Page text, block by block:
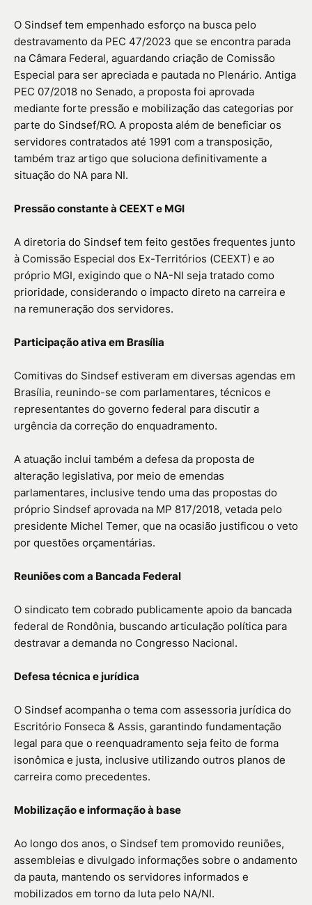
O Sindsef tem empenhado esforço na busca pelo
destravamento da PEC 47/2023 que se encontra parada
na Câmara Federal, aguardando criação de Comissão
Especial para ser apreciada e pautada no Plenário. Antiga
PEC 07/2018 no Senado, a proposta foi aprovada
mediante forte pressão e mobilização das categorias por
parte do Sindsef/RO. A proposta além de beneficiar os
servidores contratados até 1991 com a transposição,
também traz artigo que soluciona definitivamente a
situação do NA para NI.
Pressão constante à CEEXT e MGI
A diretoria do Sindsef tem feito gestões frequentes junto
à Comissão Especial dos Ex-Territórios (CEEXT) e ao
próprio MGI, exigindo que o NA-NI seja tratado como
prioridade, considerando o impacto direto na carreira e
na remuneração dos servidores.
Participação ativa em Brasília
Comitivas do Sindsef estiveram em diversas agendas em
Brasília, reunindo-se com parlamentares, técnicos e
representantes do governo federal para discutir a
urgência da correção do enquadramento.
A atuação inclui também a defesa da proposta de
alteração legislativa, por meio de emendas
parlamentares, inclusive tendo uma das propostas do
próprio Sindsef aprovada na MP 817/2018, vetada pelo
presidente Michel Temer, que na ocasião justificou o veto
por questões orçamentárias.
Reuniões com a Bancada Federal
O sindicato tem cobrado publicamente apoio da bancada
federal de Rondônia, buscando articulação política para
destravar a demanda no Congresso Nacional.
Defesa técnica e jurídica
O Sindsef acompanha o tema com assessoria jurídica do
Escritório Fonseca & Assis, garantindo fundamentação
legal para que o reenquadramento seja feito de forma
isonômica e justa, inclusive utilizando outros planos de
carreira como precedentes.
Mobilização e informação à base
Ao longo dos anos, o Sindsef tem promovido reuniões,
assembleias e divulgado informações sobre o andamento
da pauta, mantendo os servidores informados e
mobilizados em torno da luta pelo NA/NI.